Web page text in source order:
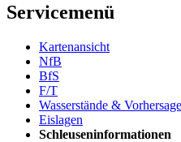
Servicemenü
Kartenansicht
NfB
BfS
F/T
Wasserstände &
Eislagen
Schleuseninformationen